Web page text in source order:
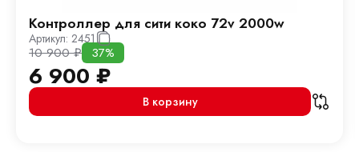
Контроллер для сити коко 72v 2000w
Артикул: 2451
10 900₽ 37%
6 900 ₽
В корзину